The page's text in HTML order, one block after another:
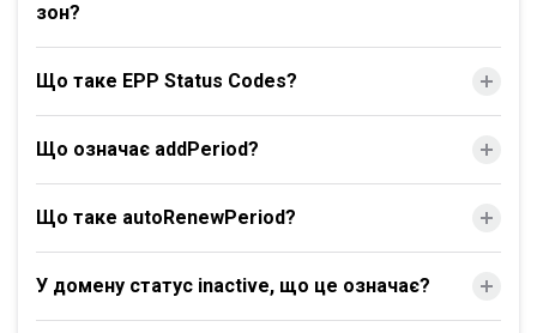
зон?
Що таке EPP Status Codes?
Що означає addPeriod?
Що таке autoRenewPeriod?
У домену статус inactive, що це означає?